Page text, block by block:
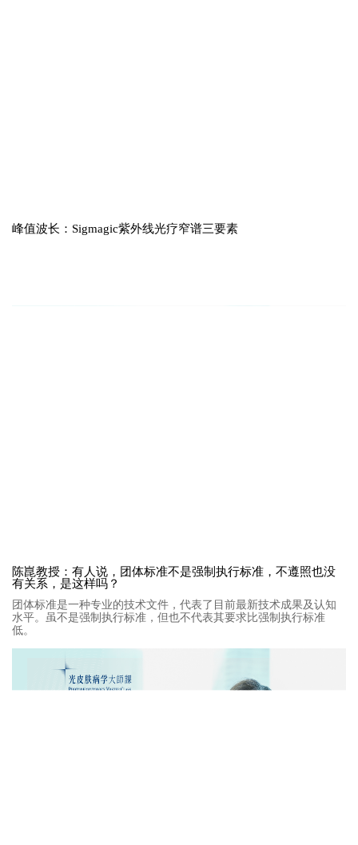
峰值波长：Sigmagic紫外线光疗窄谱三要素
陈崑教授：有人说，团体标准不是强制执行标准，不遵照也没
有关系，是这样吗？
团体标准是一种专业的技术文件，代表了目前最新技术成果及认知
水平。虽不是强制执行标准，但也不代表其要求比强制执行标准
低。